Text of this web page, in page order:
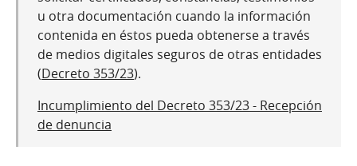
u otra documentación cuando la información
contenida en éstos pueda obtenerse a través
de medios digitales seguros de otras entidades
(Decreto 353/23).
Incumplimiento del Decreto 353/23 - Recepción
de denuncia